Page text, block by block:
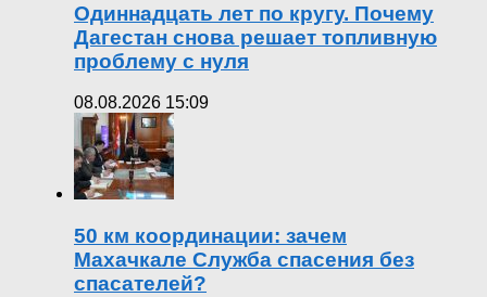
Одиннадцать лет по кругу. Почему
Дагестан снова решает топливную
проблему с нуля
08.08.2026 15:09
50 км координации: зачем
Махачкале Служба спасения без
спасателей?